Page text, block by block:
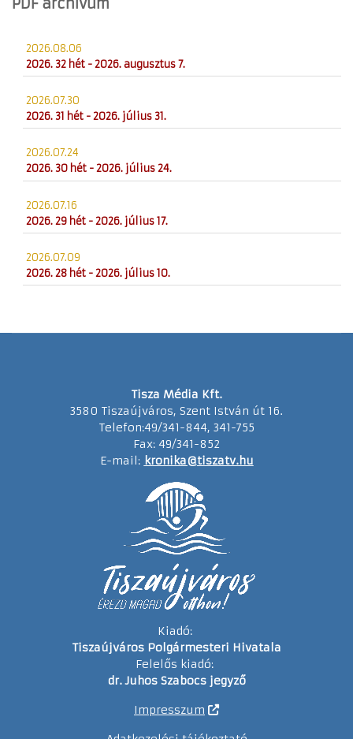
PDF archivum
2026.08.06
2026. 32 hét - 2026. augusztus 7.
2026.07.30
2026. 31 hét - 2026. július 31.
2026.07.24
2026. 30 hét - 2026. július 24.
2026.07.16
2026. 29 hét - 2026. július 17.
2026.07.09
2026. 28 hét - 2026. július 10.
Tisza Média Kft.
3580 Tiszaújváros, Szent István út 16.
Telefon:49/341-844, 341-755
Fax: 49/341-852
E-mail: kronika@tiszatv.hu
Kiadó:
Tiszaújváros Polgármesteri Hivatala
Felelős kiadó:
dr. Juhos Szabocs jegyző
Impresszum